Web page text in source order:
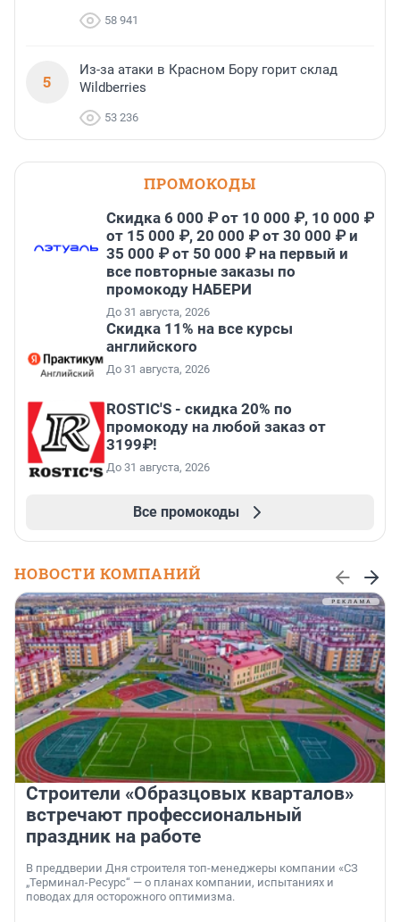
58 941
5
Из-за атаки в Красном Бору горит склад
Wildberries
53 236
ПРОМОКОДЫ
Скидка 6 000 ₽ от 10 000 ₽, 10 000 ₽
от 15 000 ₽, 20 000 ₽ от 30 000 ₽ и
35 000 ₽ от 50 000 ₽ на первый и
все повторные заказы по
промокоду НАБЕРИ
До 31 августа, 2026
Скидка 11% на все курсы
английского
До 31 августа, 2026
ROSTIC'S - скидка 20% по
промокоду на любой заказ от
3199₽!
До 31 августа, 2026
Все промокоды
НОВОСТИ КОМПАНИЙ
Строители «Образцовых кварталов»
встречают профессиональный
праздник на работе
В преддверии Дня строителя топ-менеджеры компании «СЗ
„Терминал-Ресурс“ — о планах компании, испытаниях и
поводах для осторожного оптимизма.